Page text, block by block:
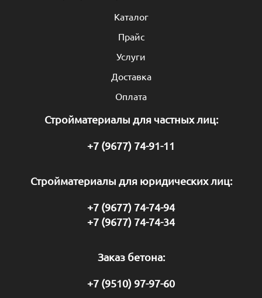
Каталог
Прайс
Услуги
Доставка
Оплата
Стройматериалы для частных лиц:
+7 (9677) 74-91-11
Стройматериалы для юридических лиц:
+7 (9677) 74-74-94
+7 (9677) 74-74-34
Заказ бетона:
+7 (9510) 97-97-60